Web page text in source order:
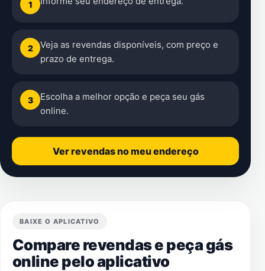
1
2
Veja as revendas disponíveis, com preço e
prazo de entrega.
3
Escolha a melhor opção e peça seu gás
online.
Ver revendas no meu endereço
BAIXE O APLICATIVO
Compare revendas e peça gás
online pelo aplicativo